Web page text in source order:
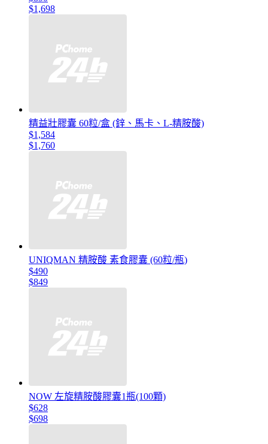
$1,698
精益壯膠囊 60粒/盒 (鋅、馬卡、L-精胺酸)
$1,584
$1,760
UNIQMAN 精胺酸 素食膠囊 (60粒/瓶)
$490
$849
NOW 左旋精胺酸膠囊1瓶(100顆)
$628
$698